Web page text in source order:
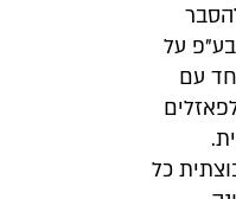
בע"פ על
עם
כל